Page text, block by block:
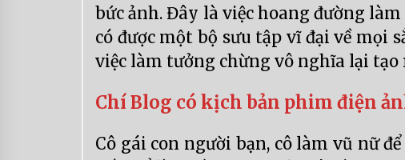
bức ảnh. Đây là việc hoang đường
có được một bộ sưu tập vĩ đại về mọi
việc làm tưởng chừng vô nghĩa lại tạo
Chí Blog có kịch bản phim điện
Cô gái con người bạn, cô làm vũ nữ